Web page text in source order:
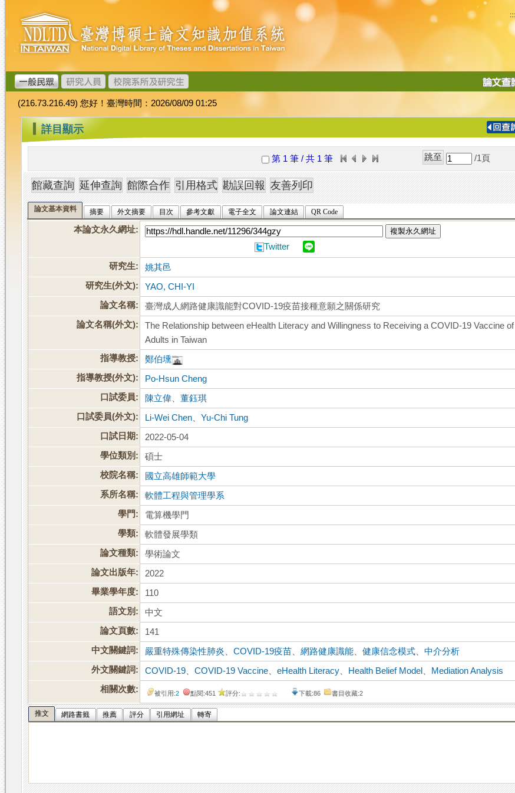
跳
到
主
要
內
容
臺
灣
博
碩
士
論
文
加
值
系
統
:::
導
(216.73.216.49) 您好！臺灣時間：2026/08/09 01:25
::: 詳目顯示
第 1 筆 / 共 1 筆 /1 頁
論文基本資料 摘要 外文摘要 目次 參考文獻 電子全文 論文連結 QR Code
本論文永久網址: 複製永久網址
Twitter
研究生:
姚其邑
研究生(外文):
YAO, CHI-YI
論文名稱:
臺灣成人網路健康識能對COVID-19疫苗接種意願之關係研究
論文名稱(外文):
The Relationship between eHealth Literacy and Willingness to Receiving a COVID-19 Vaccine of
Adults in Taiwan
指導教授:
鄭伯壎
指導教授(外文):
Po-Hsun Cheng
口試委員:
陳立偉 、董鈺琪
口試委員(外文):
Li-Wei Chen 、Yu-Chi Tung
口試日期:
2022-05-04
學位類別:
碩士
校院名稱:
國立高雄師範大學
系所名稱:
軟體工程與管理學系
學門:
電算機學門
學類:
軟體發展學類
論文種類:
學術論文
論文出版年:
2022
畢業學年度:
110
語文別:
中文
論文頁數:
141
中文關鍵詞:
嚴重特殊傳染性肺炎 、COVID-19疫苗 、網路健康識能 、健康信念模式 、中介分析
外文關鍵詞:
COVID-19 、COVID-19 Vaccine 、eHealth Literacy Health Belief Model
Mediation Analysis
相關次數:
被引用:2 點閱:451 評分: 下載:86 書目收藏:2
推文 網路書籤 推薦 評分 引用網址 轉寄